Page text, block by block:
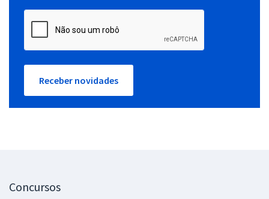
Receber novidades
Concursos